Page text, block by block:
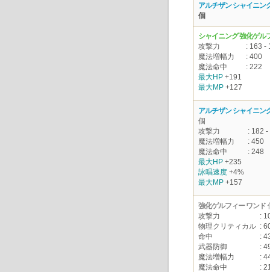
アルチザン シャイニン
個
シャイニング 強化ゲル
攻撃力
: 163 -
魔法増幅力
: 400
魔法命中
: 222
最大HP +191
最大MP +127
アルチザン シャイニン
個
攻撃力
: 182
魔法増幅力
: 450
魔法命中
: 248
最大HP +235
詠唱速度 +4%
最大MP +157
強化ゲルフィー ワンド
攻撃力
:
物理クリティカル :
命中
:
武器防御
:
魔法増幅力
:
魔法命中
: